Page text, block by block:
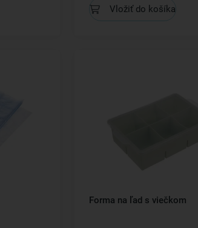
Vložiť do košíka
Forma na ľad s viečkom